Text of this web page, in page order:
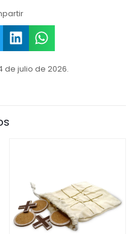
de julio de 2026.